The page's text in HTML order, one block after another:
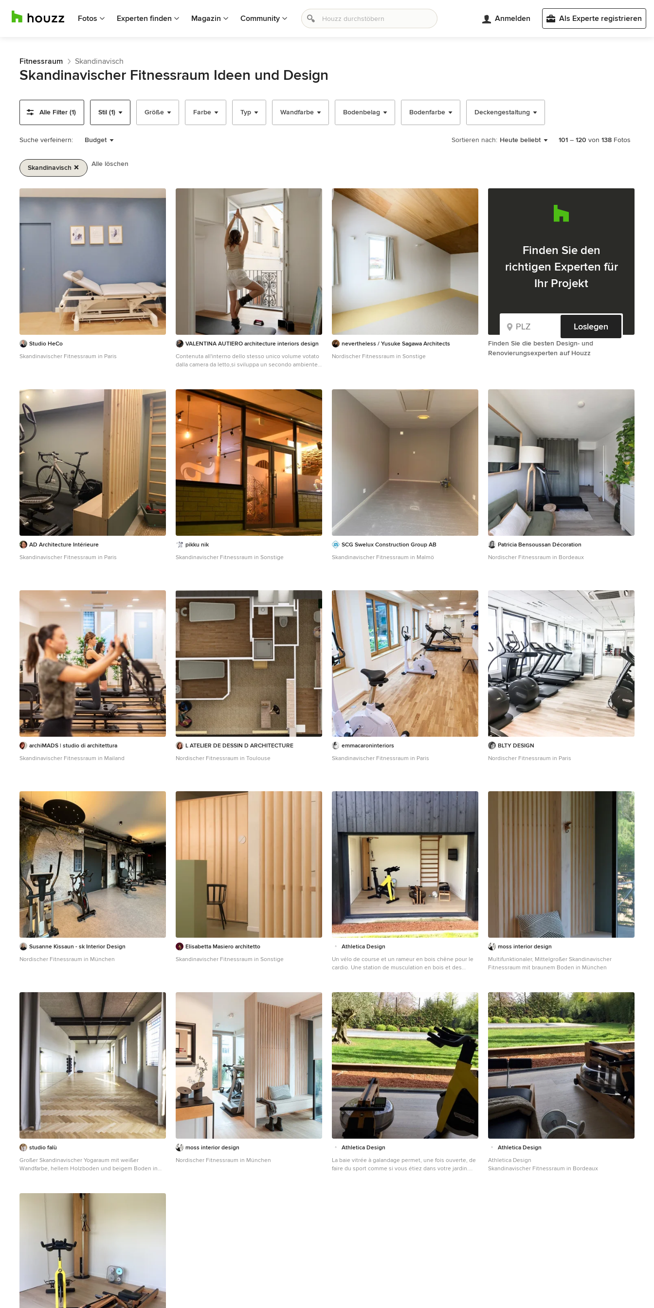
Fotos Experten finden Magazin Community Anmelden Als Experte registrieren
Fitnessraum Skandinavisch
Skandinavischer Fitnessraum Ideen und Design
Alle Filter (1) Stil (1) Größe Farbe Typ Wandfarbe Bodenbelag Bodenfarbe Deckengestaltung
Suche verfeinern: Budget Sortieren nach: Heute beliebt 101 – 120 von 138 Fotos
Skandinavisch Alle löschen
von
2
Studio HeCo
Skandinavischer Fitnessraum in Paris
VALENTINA AUTIERO architecture interiors design
Contenuta all'interno dello stesso unico volume votato
dalla camera da letto,si sviluppa un secondo ambiente
pianta, la progettazione di un armadio alto utilizzabile
con lo stesso sistema di quello della camera da letto,
rende possibile l’ottimizzazione funzionale degli spazi
senza ingombri vincolanti.
nevertheless / Yusuke Sagawa Architects
Nordischer Fitnessraum in Sonstige
Finden Sie den
richtigen Experten für
Ihr Projekt
Loslegen
Finden Sie die besten Design- und
Renovierungsexperten auf Houzz
AD Architecture Intérieure
Skandinavischer Fitnessraum in Paris
pikku nik
Skandinavischer Fitnessraum in Sonstige
SCG Swelux Construction Group AB
Skandinavischer Fitnessraum in Malmö
Patricia Bensoussan Décoration
Nordischer Fitnessraum in Bordeaux
archiMADS | studio di architettura
Skandinavischer Fitnessraum in Mailand
L ATELIER DE DESSIN D ARCHITECTURE
Nordischer Fitnessraum in Toulouse
emmacaroninteriors
Skandinavischer Fitnessraum in Paris
BLTY DESIGN
Nordischer Fitnessraum in Paris
Susanne Kissaun - sk Interior Design
Nordischer Fitnessraum in München
Elisabetta Masiero architetto
Skandinavischer Fitnessraum in Sonstige
Athletica Design
Un vélo de course et un rameur en bois chêne pour le
cardio. Une station de musculation en bois et des
étirements.
moss interior design
Multifunktionaler, Mittelgroßer Skandinavischer
Fitnessraum mit braunem Boden in München
studio falù
Großer Skandinavischer Yogaraum mit weißer
Wandfarbe, hellem Holzboden und beigem Boden in
moss interior design
Nordischer Fitnessraum in München
Athletica Design
La baie vitrée à galandage permet, une fois ouverte, de
faire du sport comme si vous étiez dans votre jardin.
Athletica Design
Athletica Design
Skandinavischer Fitnessraum in Bordeaux